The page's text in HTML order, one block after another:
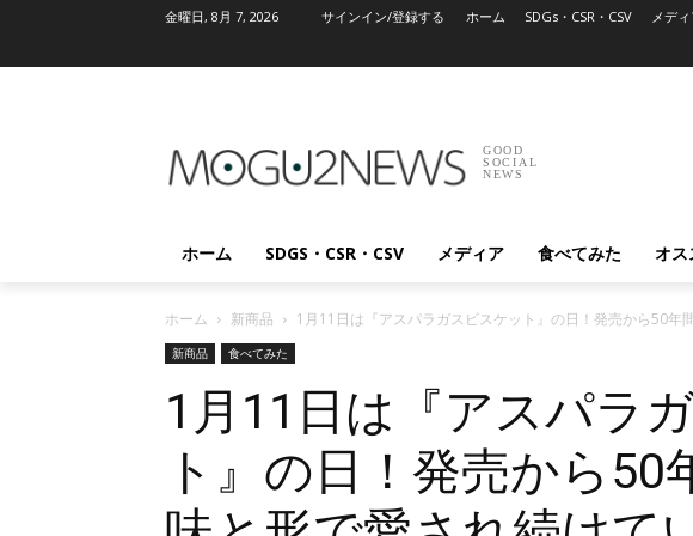
金曜日, 8月 7, 2026 サインイン/登録する ホーム SDGs・CSR・CSV メディ
GOOD
SOCIAL
NEWS
ホーム SDGS・CSR・CSV メディア 食べてみた オス
ホーム 新商品 1月11日は『アスパラガスビスケット』の日！発売から50年
新商品 食べてみた
1月11日は『アスパラ
ト』の日！発売から50